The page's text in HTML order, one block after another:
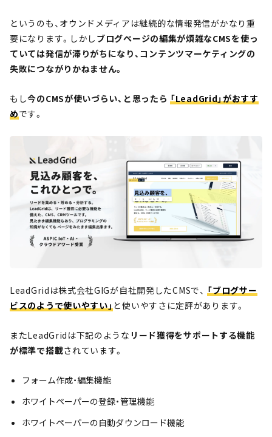
というのも、オウンドメディアは継続的な情報発信がかなり重
要になります。しかし ブログページの編集が煩雑なCMSを使っ
ていては発信が滞りがちになり、コンテンツマーケティングの
失敗につながりかねません。
もし今のCMSが使いづらい、と思ったら 「LeadGrid」がおすす
めです。
LeadGridは株式会社GIGが自社開発したCMSで、「ブログサー
ビスのようで使いやすい」と使いやすさに定評があります。
またLeadGridは下記のような リード獲得をサポートする機能
が標準で搭載されています。
フォーム作成・編集機能
ホワイトペーパーの登録・管理機能
ホワイトペーパーの自動ダウンロード機能